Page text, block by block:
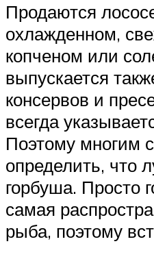
Продаются
охлажденном,
копченом или
выпускается
консервов и
всегда
Поэтому многим
определить, что
горбуша. Просто
самая
рыба, поэтому